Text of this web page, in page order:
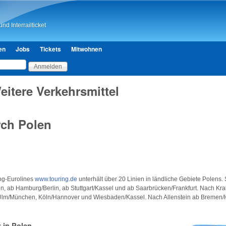
Interrailticket
Jobs Tickets Mitwohnen
Verkehrsmittel
Polen
Eurolines www.touring.de unterhält über 20 Linien in ländliche Gebiete Polens.
ab Hamburg/Berlin, ab Stuttgart/Kassel und ab Saarbrücken/Frankfurt. Nach
München, Köln/Hannover und Wiesbaden/Kassel. Nach Allenstein ab